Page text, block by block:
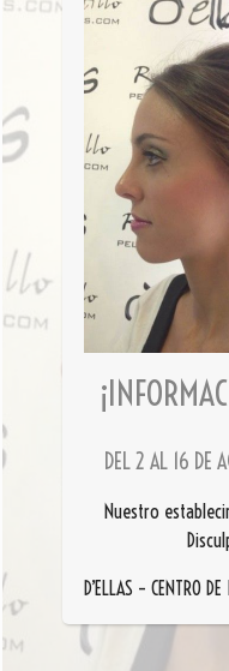
DEL 2 AL 16 DE
Nuestro
D’ELLAS – CENTRO